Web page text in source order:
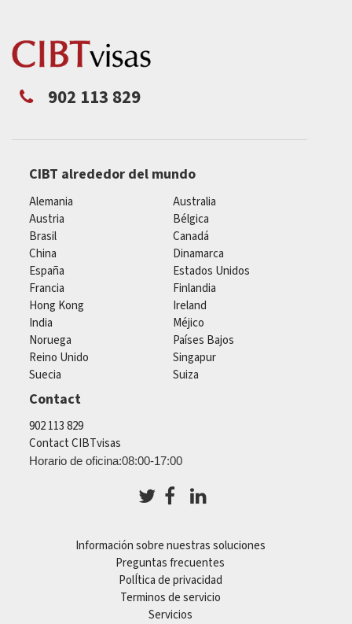
902 113 829
CIBT alrededor del mundo
Alemania
Australia
Austria
Bélgica
Brasil
Canadá
China
Dinamarca
España
Estados Unidos
Francia
Finlandia
Hong Kong
Ireland
India
Méjico
Noruega
Países Bajos
Reino Unido
Singapur
Suecia
Suiza
Contact
902 113 829
Contact CIBTvisas
Horario de oficina:08:00-17:00
Información sobre nuestras soluciones
Preguntas frecuentes
PolÍtica de privacidad
Terminos de servicio
Servicios